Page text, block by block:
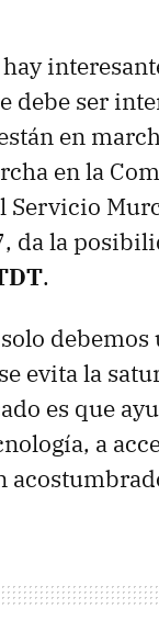
debe ser
en
en la
Servicio
da la
.
evita la
es que
a